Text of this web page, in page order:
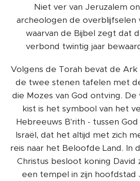
Niet ver van Jeruzalem
archeologen de overblijfselen
waarvan de Bijbel zegt dat
verbond twintig jaar
Volgens de Torah bevat de
de twee stenen tafelen met
die Mozes van God ontving.
kist is het symbool van het
Hebreeuws B'rith - tussen
Israël, dat het altijd met zich
reis naar het Beloofde Land. In
Christus besloot koning David
een tempel in zijn hoofdstad